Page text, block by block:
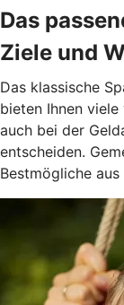
Das
Ziele und
Das klassische
bieten Ihnen
auch bei der
entscheiden.
Bestmögliche